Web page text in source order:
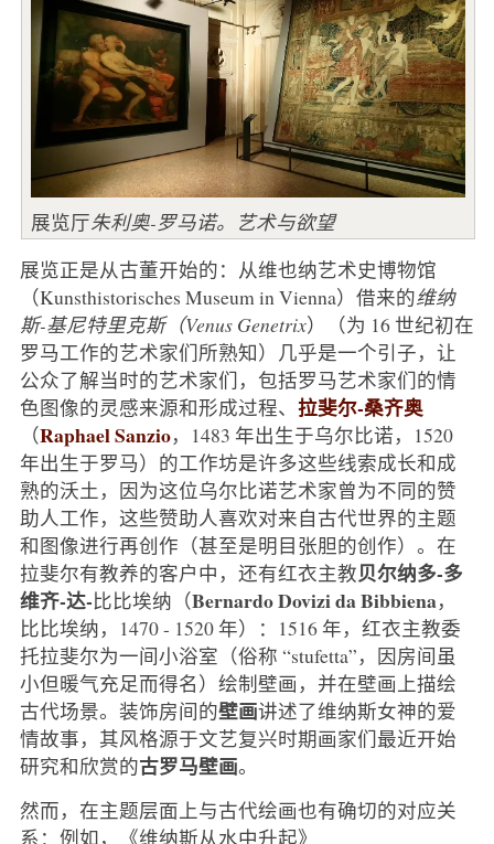
展览厅朱利奥-罗马诺。艺术与欲望
展览正是从古董开始的：从维也纳艺术史博物馆
（Kunsthistorisches Museum in Vienna）借来的维纳
斯-基尼特里克斯（Venus Genetrix）（为 16 世纪初在
罗马工作的艺术家们所熟知）几乎是一个引子，让
公众了解当时的艺术家们，包括罗马艺术家们的情
色图像的灵感来源和形成过程、 拉斐尔-桑齐奥
（Raphael Sanzio，1483 年出生于乌尔比诺，1520
年出生于罗马）的工作坊是许多这些线索成长和成
熟的沃土，因为这位乌尔比诺艺术家曾为不同的赞
助人工作，这些赞助人喜欢对来自古代世界的主题
和图像进行再创作（甚至是明目张胆的创作）。在
拉斐尔有教养的客户中，还有红衣主教贝尔纳多-多
维齐-达-比比埃纳（Bernardo Dovizi da Bibbiena，
比比埃纳，1470 - 1520 年）：1516 年，红衣主教委
托拉斐尔为一间小浴室（俗称 “stufetta”，因房间虽
小但暖气充足而得名）绘制壁画，并在壁画上描绘
古代场景。装饰房间的壁画讲述了维纳斯女神的爱
情故事，其风格源于文艺复兴时期画家们最近开始
研究和欣赏的古罗马壁画。
然而，在主题层面上与古代绘画也有确切的对应关
系：例如，《维纳斯从水中升起》